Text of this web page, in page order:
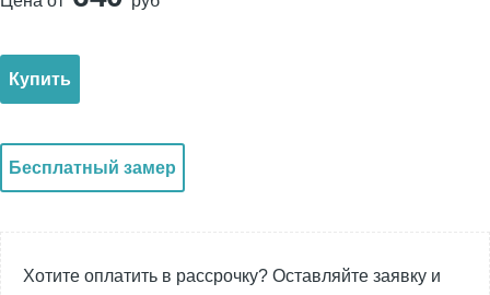
Купить
Бесплатный замер
Хотите оплатить в рассрочку? Оставляйте заявку и